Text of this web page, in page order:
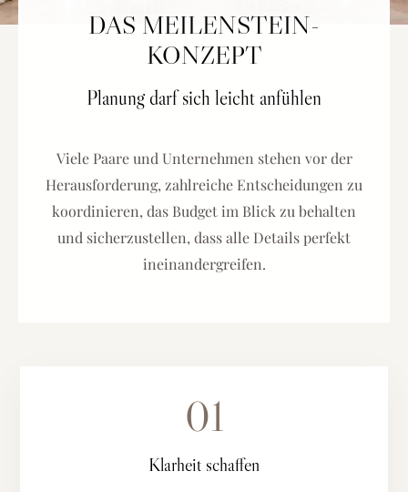
DAS MEILENSTEIN-
KONZEPT
Planung darf sich leicht anfühlen
Viele Paare und Unternehmen stehen vor der
Herausforderung, zahlreiche Entscheidungen zu
koordinieren, das Budget im Blick zu behalten
und sicherzustellen, dass alle Details perfekt
ineinandergreifen.
01
Klarheit schaffen